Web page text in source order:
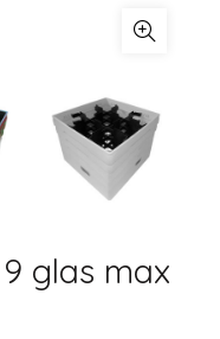
glas max